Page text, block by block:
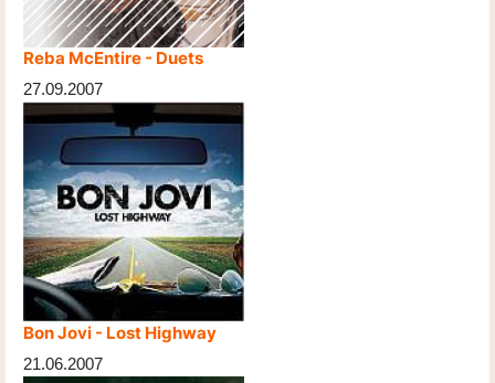
Reba McEntire - Duets
27.09.2007
Bon Jovi - Lost Highway
21.06.2007